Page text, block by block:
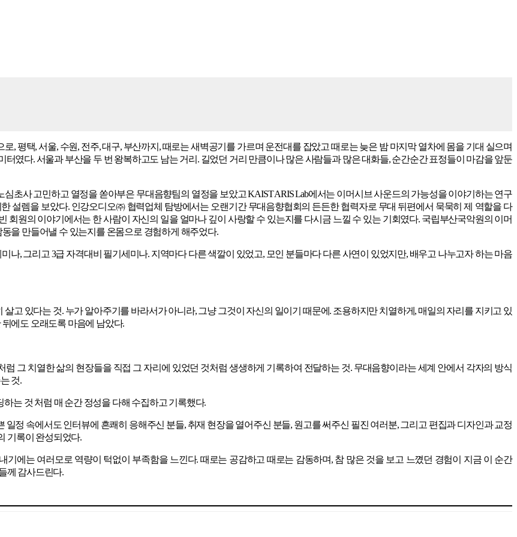
, 평택, 서울, 수원, 전주, 대구, 부산까지, 때로는 새벽공기를 가르며 운전대를 잡았고 때로는 늦은 밤 마지막 열차에 몸을 기대 실으며
였다. 서울과 부산을 두 번 왕복하고도 남는 거리. 길었던 거리 만큼이나 많은 사람들과 많은 대화들, 순간순간 표정들이 마감을 앞둔
초사 고민하고 열정을 쏟아부은 무대음향팀의 열정을 보았고 KAIST ARIS Lab에서는 이머시브 사운드의 가능성을 이야기하는 연구
설렘을 보았다. 인강오디오㈜ 협력업체 탐방에서는 오랜기간 무대음향협회의 든든한 협력자로 무대 뒤편에서 묵묵히 제 역할을 다
원의 이야기에서는 한 사람이 자신의 일을 얼마나 깊이 사랑할 수 있는지를 다시금 느낄 수 있는 기회였다. 국립부산국악원의 이머
을 만들어낼 수 있는지를 온몸으로 경험하게 해주었다.
나, 그리고 3급 자격대비 필기세미나. 지역마다 다른 색깔이 있었고, 모인 분들마다 다른 사연이 있었지만, 배우고 나누고자 하는 마음
고 있다는 것. 누가 알아주기를 바라서가 아니라, 그냥 그것이 자신의 일이기 때문에. 조용하지만 치열하게, 매일의 자리를 지키고 있
에도 오래도록 마음에 남았다.
그 치열한 삶의 현장들을 직접 그 자리에 있었던 것처럼 생생하게 기록하여 전달하는 것. 무대음향이라는 세계 안에서 각자의 방식
것.
는 것 처럼 매 순간 정성을 다해 수집하고 기록했다.
일정 속에서도 인터뷰에 흔쾌히 응해주신 분들, 취재 현장을 열어주신 분들, 원고를 써주신 필진 여러분, 그리고 편집과 디자인과 교정
기록이 완성되었다.
기에는 여러모로 역량이 턱없이 부족함을 느낀다. 때로는 공감하고 때로는 감동하며, 참 많은 것을 보고 느꼈던 경험이 지금 이 순간
께 감사드린다.